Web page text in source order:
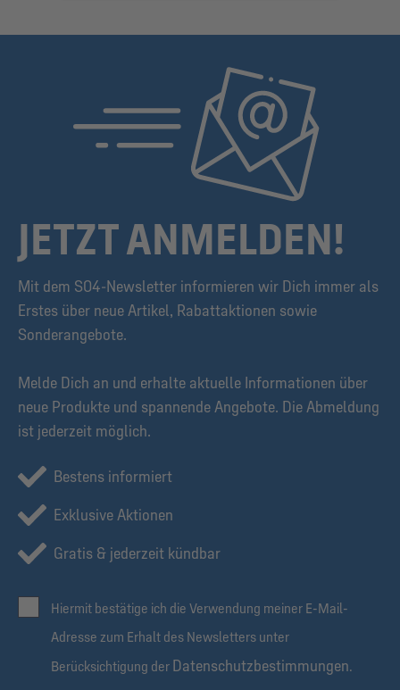
JETZT ANMELDEN!
Mit dem S04-Newsletter informieren wir Dich immer als
Erstes über neue Artikel, Rabattaktionen sowie
Sonderangebote.
Melde Dich an und erhalte aktuelle Informationen über
neue Produkte und spannende Angebote. Die Abmeldung
ist jederzeit möglich.
Bestens informiert
Exklusive Aktionen
Gratis & jederzeit kündbar
Hiermit bestätige ich die Verwendung meiner E-Mail-
Adresse zum Erhalt des Newsletters unter
Berücksichtigung der Datenschutzbestimmungen.